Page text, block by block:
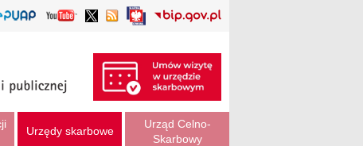
Urzędy skarbowe
Urząd Celno-
Skarbowy